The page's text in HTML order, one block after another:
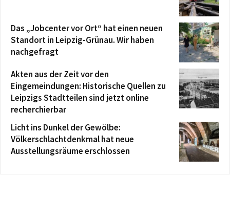
Das „Jobcenter vor Ort“ hat einen neuen
Standort in Leipzig-Grünau. Wir haben
nachgefragt
Akten aus der Zeit vor den
Eingemeindungen: Historische Quellen zu
Leipzigs Stadtteilen sind jetzt online
recherchierbar
Licht ins Dunkel der Gewölbe:
Völkerschlachtdenkmal hat neue
Ausstellungsräume erschlossen